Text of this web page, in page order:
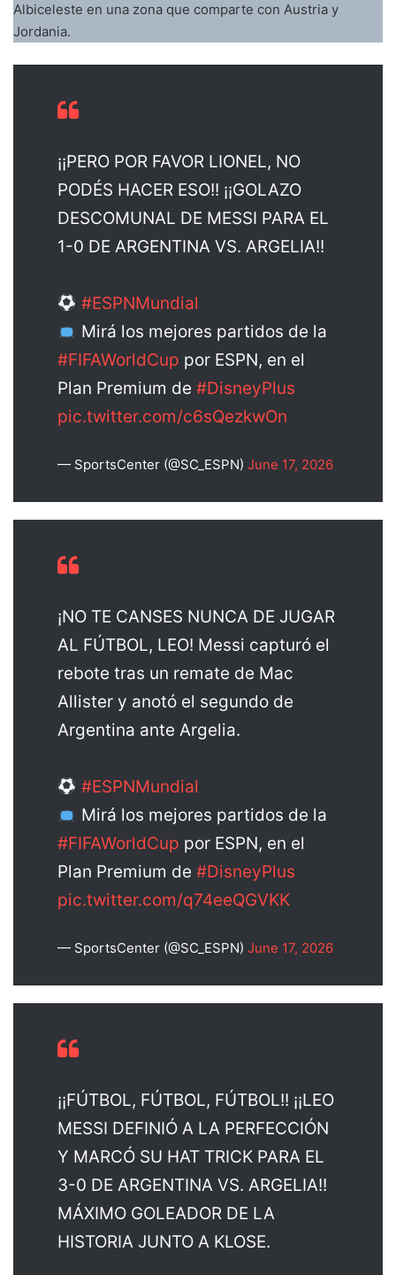
Albiceleste en una zona que comparte con Austria y
Jordania.
¡¡PERO POR FAVOR LIONEL, NO
PODÉS HACER ESO!! ¡¡GOLAZO
DESCOMUNAL DE MESSI PARA EL
1-0 DE ARGENTINA VS. ARGELIA!!
#ESPNMundial
Mirá los mejores partidos de la
#FIFAWorldCup por ESPN, en el
Plan Premium de #DisneyPlus
pic.twitter.com/c6sQezkwOn
— SportsCenter (@SC_ESPN) June 17, 2026
¡NO TE CANSES NUNCA DE JUGAR
AL FÚTBOL, LEO! Messi capturó el
rebote tras un remate de Mac
Allister y anotó el segundo de
Argentina ante Argelia.
#ESPNMundial
Mirá los mejores partidos de la
#FIFAWorldCup por ESPN, en el
Plan Premium de #DisneyPlus
pic.twitter.com/q74eeQGVKK
— SportsCenter (@SC_ESPN) June 17, 2026
¡¡FÚTBOL, FÚTBOL, FÚTBOL!! ¡¡LEO
MESSI DEFINIÓ A LA PERFECCIÓN
Y MARCÓ SU HAT TRICK PARA EL
3-0 DE ARGENTINA VS. ARGELIA!!
MÁXIMO GOLEADOR DE LA
HISTORIA JUNTO A KLOSE.